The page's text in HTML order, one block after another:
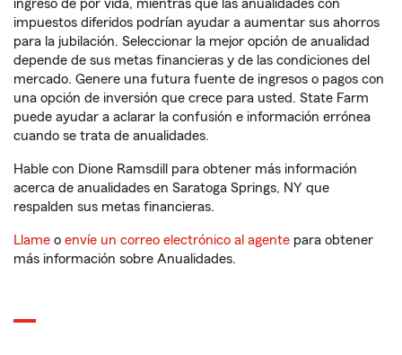
ingreso de por vida, mientras que las anualidades con
impuestos diferidos podrían ayudar a aumentar sus ahorros
para la jubilación. Seleccionar la mejor opción de anualidad
depende de sus metas financieras y de las condiciones del
mercado. Genere una futura fuente de ingresos o pagos con
una opción de inversión que crece para usted. State Farm
puede ayudar a aclarar la confusión e información errónea
cuando se trata de anualidades.
Hable con Dione Ramsdill para obtener más información
acerca de anualidades en Saratoga Springs, NY que
respalden sus metas financieras.
Llame o envíe un correo electrónico al agente para obtener
más información sobre Anualidades.